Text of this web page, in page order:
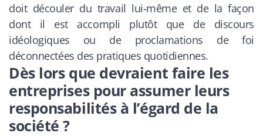
doit découler du travail lui-même et de la façon
dont il est accompli plutôt que de discours
idéologiques ou de proclamations de foi
déconnectées des pratiques quotidiennes.
Dès lors que devraient faire les
entreprises pour assumer leurs
responsabilités à l’égard de la
société ?